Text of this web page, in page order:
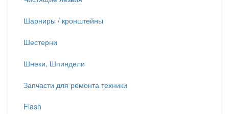
Шарниры / кронштейны
Шестерни
Шнеки, Шпиндели
Запчасти для ремонта техники
Flash